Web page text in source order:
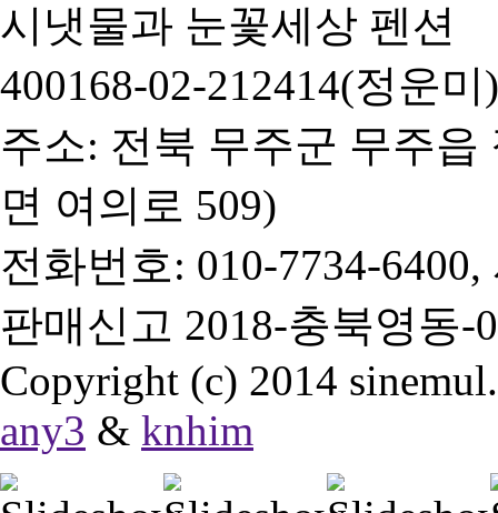
시냇물과 눈꽃세상 펜션
400168-02-212414(정운미)
주소: 전북 무주군 무주읍
면 여의로 509)
전화번호: 010-7734-
판매신고 2018-충북영동-
Copyright (c) 2014
any3 & knhim